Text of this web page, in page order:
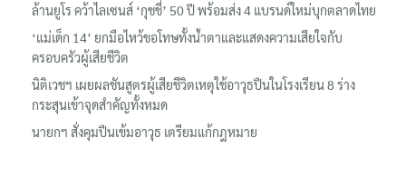
ล้านยูโร คว้าไลเซนส์ ‘กุชชี่’ 50 ปี พร้อมส่ง 4 แบรนด์ใหม่บุกตลาดไทย
‘แม่เด็ก 14’ ยกมือไหว้ขอโทษทั้งน้ำตาและแสดงความเสียใจกับ
ครอบครัวผู้เสียชีวิต
นิติเวชฯ เผยผลชันสูตรผู้เสียชีวิตเหตุใช้อาวุธปืนในโรงเรียน 8 ร่าง
กระสุนเข้าจุดสำคัญทั้งหมด
นายกฯ สั่งคุมปืนเข้มอาวุธ เตรียมแก้กฎหมาย